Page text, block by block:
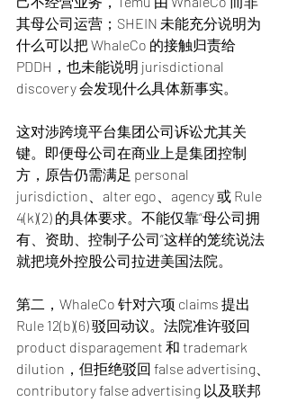
其母公司运营；SHEIN 未能充分说明为
什么可以把 WhaleCo 的接触归责给
PDDH，也未能说明 jurisdictional
discovery 会发现什么具体新事实。
这对涉跨境平台集团公司诉讼尤其关
键。即便母公司在商业上是集团控制
方，原告仍需满足 personal
jurisdiction、alter ego、agency 或 Rule
4(k)(2) 的具体要求。不能仅靠“母公司拥
有、资助、控制子公司”这样的笼统说法
就把境外控股公司拉进美国法院。
第二，WhaleCo 针对六项 claims 提出
Rule 12(b)(6) 驳回动议。法院准许驳回
product disparagement 和 trademark
dilution，但拒绝驳回 false advertising、
contributory false advertising 以及联邦